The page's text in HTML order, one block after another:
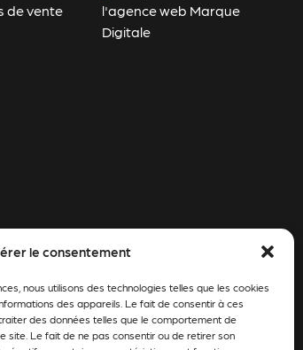
le consentement
nous utilisons des technologies telles que les cookies
des appareils. Le fait de consentir à ces
des données telles que le comportement de
site. Le fait de ne pas consentir ou de retirer son
de vente
l'agence web Marque
Digitale